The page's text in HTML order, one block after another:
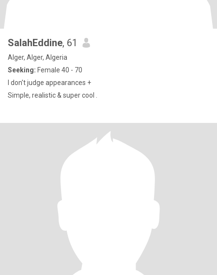
SalahEddine, 61
Alger, Alger, Algeria
Seeking: Female 40 - 70
I don't judge appearances +
Simple, realistic & super cool .